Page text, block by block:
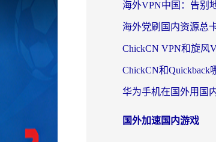
国外加速国内游戏